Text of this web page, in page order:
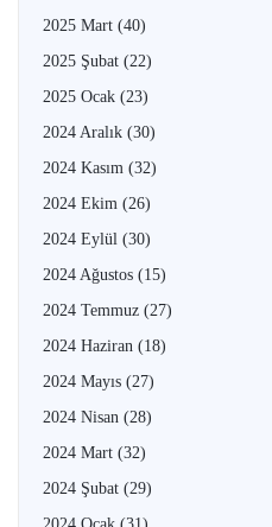
2025 Mart (40)
2025 Şubat (22)
2025 Ocak (23)
2024 Aralık (30)
2024 Kasım (32)
2024 Ekim (26)
2024 Eylül (30)
2024 Ağustos (15)
2024 Temmuz (27)
2024 Haziran (18)
2024 Mayıs (27)
2024 Nisan (28)
2024 Mart (32)
2024 Şubat (29)